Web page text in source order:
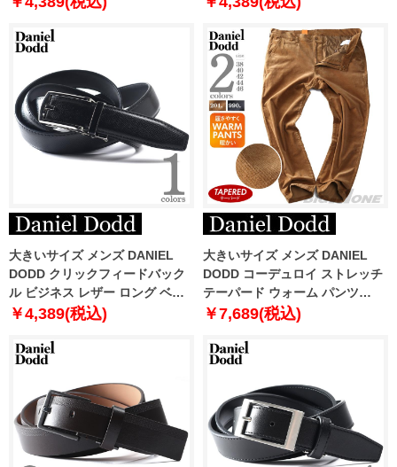
大きいサイズ メンズ DANIEL
DODD クリックフィードバック
ル ビジネス レザー ロング ベル
ト ロングサイズ azbl-259005
￥4,389(税込)
大きいサイズ メンズ DANIEL
DODD コーデュロイ ストレッチ
テーパード ウォーム パンツ
azp220502201t
￥7,689(税込)